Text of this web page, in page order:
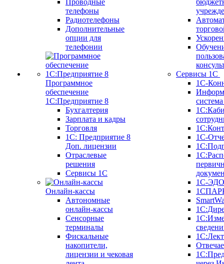
Проводные
телефоны
Радиотелефоны
Дополнительные
опции для
телефонии
Программное
обеспечение
1С:Предприятие 8
Бухгалтерия
Зарплата и кадры
Торговля
1C: Предприятие 8
Доп. лицензии
Отраслевые
решения
Сервисы 1С
Онлайн-кассы
Автономные
онлайн-кассы
Сенсорные
терминалы
Фискальные
накопители,
лицензии и чековая
Сервисы 1С
1С-
1С-
1С-ЭДО